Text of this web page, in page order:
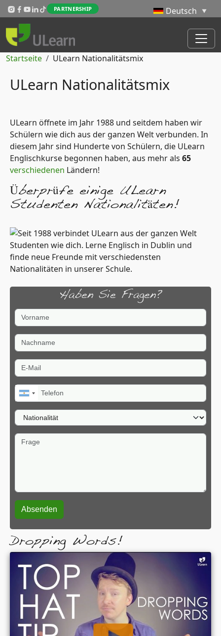
Direkt zum InhaltPARTNERSHIP
Pfadnavigation
Startseite ULearn Nationalitätsmix
ULearn Nationalitätsmix
ULearn öffnete im Jahr 1988 und seitdem haben wir
Schülern wie dich aus der ganzen Welt verbunden. In
diesem Jahr sind Hunderte von Schülern, die ULearn
Englischkurse begonnen haben, aus mehr als 65
verschiedenen Ländern!
Überprüfe einige ULearn
Studenten Nationalitäten!
Haben Sie Fragen?
Vorname
Nachname
E-Mail
Telefon
Nationalität
Frage
Dropping Words!